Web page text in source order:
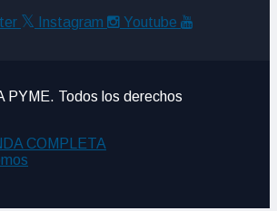
Instagram
Youtube
PYME. Todos los derechos
COMPLETA